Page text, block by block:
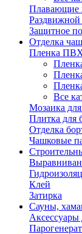
Плавающие
Раздвижной
Защитное
Отделка
Пленка
Все
Мозаика для
Плитка для
Отделка
Чашковые
Клей
Затирка
Сауны,
Аксессуары